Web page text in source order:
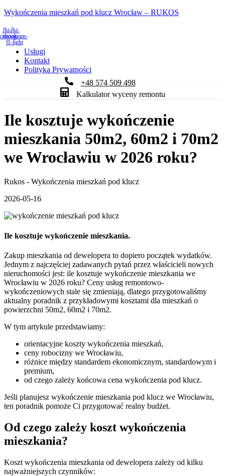
Wykończenia mieszkań pod klucz Wrocław – RUKOS
Jki-
f
Jki-
instagram-
1-light
Usługi
Kontakt
Polityka Prywatności
+48 574 509 498
Kalkulator wyceny remontu
Ile kosztuje wykończenie
mieszkania 50m2, 60m2 i 70m2
we Wrocławiu w 2026 roku?
Rukos - Wykończenia mieszkań pod klucz
2026-05-16
Ile kosztuje wykończenie mieszkania.
Zakup mieszkania od dewelopera to dopiero początek wydatków.
Jednym z najczęściej zadawanych pytań przez właścicieli nowych
nieruchomości jest: ile kosztuje wykończenie mieszkania we
Wrocławiu w 2026 roku? Ceny usług remontowo-
wykończeniowych stale się zmieniają, dlatego przygotowaliśmy
aktualny poradnik z przykładowymi kosztami dla mieszkań o
powierzchni 50m2, 60m2 i 70m2.
W tym artykule przedstawiamy:
orientacyjne koszty wykończenia mieszkań,
ceny robocizny we Wrocławiu,
różnice między standardem ekonomicznym, standardowym i
premium,
od czego zależy końcowa cena wykończenia pod klucz.
Jeśli planujesz wykończenie mieszkania pod klucz we Wrocławiu,
ten poradnik pomoże Ci przygotować realny budżet.
Od czego zależy koszt wykończenia
mieszkania?
Koszt wykończenia mieszkania od dewelopera zależy od kilku
najważniejszych czynników: